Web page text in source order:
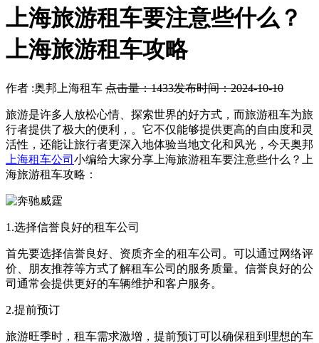
上海旅游租车要注意些什么？
上海旅游租车攻略
作者 :奥邦上海租车 点击量：1433发布时间：2024-10-10
旅游是许多人放松心情、探索世界的好方式，而旅游租车为旅
行者提供了极大的便利，。它不仅能够提供更高的自由度和灵
活性，还能让旅行者更深入地体验当地文化和风光，今天奥邦
上海租车公司 小编给大家分享上海旅游租车要注意些什么？上
海旅游租车攻略：
1.选择信誉良好的租车公司
首先要选择信誉良好、资质齐全的租车公司。可以通过网络评
价、朋友推荐等方式了解租车公司的服务质量。信誉良好的公
司通常会提供更好的车辆维护和客户服务。
2.提前预订
旅游旺季时，租车需求激增，提前预订可以确保租到理想的车